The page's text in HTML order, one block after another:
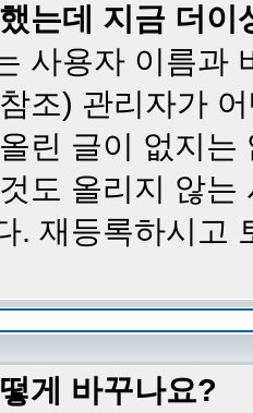
는데 지금 더
사용자 이름과
조) 관리자가
린 글이 없지
도 올리지 않
. 재등록하시고
게 바꾸나요?